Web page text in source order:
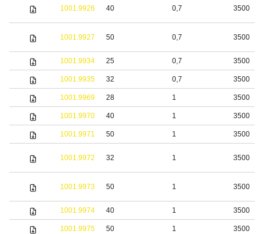
1001.9926 40 0,7 3500
1001.9927 50 0,7 3500
1001.9934 25 0,7 3500
1001.9935 32 0,7 3500
1001.9969 28 1 3500
1001.9970 40 1 3500
1001.9971 50 1 3500
1001.9972 32 1 3500
1001.9973 50 1 3500
1001.9974 40 1 3500
1001.9975 50 1 3500